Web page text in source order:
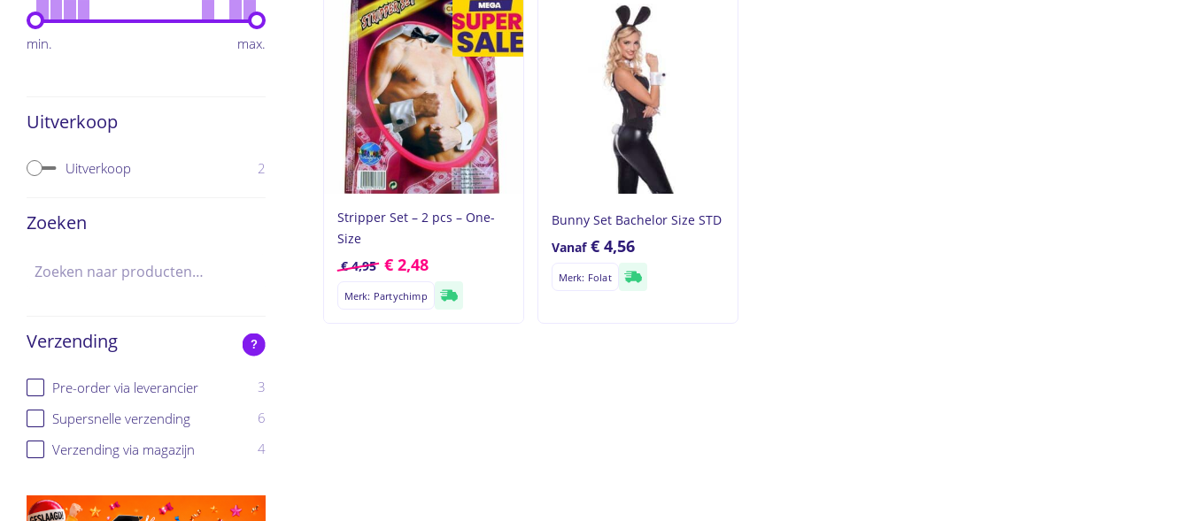
min. max.
Uitverkoop
Uitverkoop 2
Zoeken
Verzending ?
Pre-order via leverancier
3
Supersnelle verzending
6
Verzending via magazijn
4
Stripper Set – 2 pcs – One-
Size
€4,95 € 2,48
Merk: Partychimp
Bunny Set Bachelor Size STD
Vanaf€ 4,56
Merk: Folat